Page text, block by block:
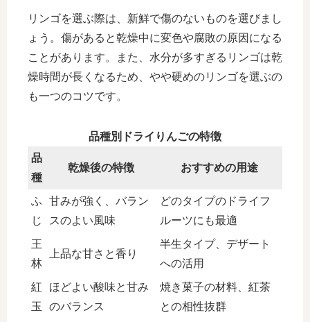
リンゴを選ぶ際は、新鮮で傷のないものを選びまし
ょう。傷があると乾燥中に変色や腐敗の原因になる
ことがあります。また、水分が多すぎるリンゴは乾
燥時間が長くなるため、やや硬めのリンゴを選ぶの
も一つのコツです。
品種別ドライりんごの特徴
品
種
乾燥後の特徴 おすすめの用途
ふ
じ
甘みが強く、バラン
スのよい風味
どのタイプのドライフ
ルーツにも最適
王
林
上品な甘さと香り
半生タイプ、デザート
への活用
紅
玉
ほどよい酸味と甘み
のバランス
焼き菓子の材料、紅茶
との相性抜群